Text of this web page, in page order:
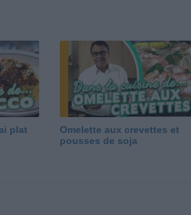
plat
Omelette aux crevettes et
pousses de soja